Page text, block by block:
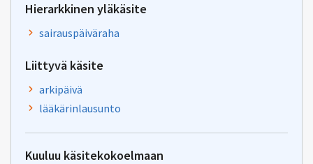
Hierarkkinen yläkäsite
sairauspäiväraha
Liittyvä käsite
arkipäivä
lääkärinlausunto
Kuuluu käsitekokoelmaan